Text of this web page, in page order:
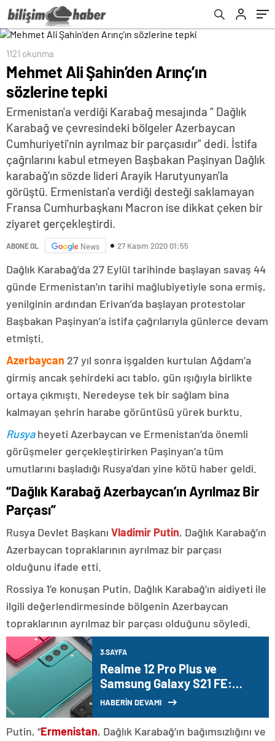
1121 okunma
Mehmet Ali Şahin’den Arınç’ın
sözlerine tepki
Ermenistan'a verdiği Karabağ mesajında “ Dağlık
Karabağ ve çevresindeki bölgeler Azerbaycan
Cumhuriyeti'nin ayrılmaz bir parçasıdır” dedi. İstifa
çağrılarını kabul etmeyen Başbakan Paşinyan Dağlık
karabağ'ın sözde lideri Arayik Harutyunyan'la
görüştü. Ermenistan'a verdiği desteği saklamayan
Fransa Cumhurbaşkanı Macron ise dikkat çeken bir
ziyaret gerçekleştirdi.
ABONE OL News 27 Kasım 2020 01:55
Dağlık Karabağ’da 27 Eylül tarihinde başlayan savaş 44
günde Ermenistan’ın tarihi mağlubiyetiyle sona ermiş,
yenilginin ardından Erivan’da başlayan protestolar
Başbakan Paşinyan’a istifa çağrılarıyla günlerce devam
etmişti.
Azerbaycan 27 yıl sonra işgalden kurtulan Ağdam’a
girmiş ancak şehirdeki acı tablo, gün ışığıyla birlikte
ortaya çıkmıştı. Neredeyse tek bir sağlam bina
kalmayan şehrin harabe görüntüsü yürek burktu.
Rusyaheyeti Azerbaycan ve Ermenistan’da önemli
görüşmeler gerçekleştirirken Paşinyan’a tüm
umutlarını başladığı Rusya’dan yine kötü haber geldi.
“Dağlık Karabağ Azerbaycan’ın Ayrılmaz Bir
Parçası”
Rusya Devlet Başkanı Vladimir Putin, Dağlık Karabağ’ın
Azerbaycan topraklarının ayrılmaz bir parçası
olduğunu ifade etti.
Rossiya 1’e konuşan Putin, Dağlık Karabağ’ın aidiyeti ile
ilgili değerlendirmesinde bölgenin Azerbaycan
topraklarının ayrılmaz bir parçası olduğunu söyledi.
3.SAYFA
Realme 12 Pro Plus ve
Samsung Galaxy S21 FE:
Hangisi daha iyi bir seçim?
HABERİN DEVAMI
Putin, “Ermenistan, Dağlık Karabağ’ın bağımsızlığını ve